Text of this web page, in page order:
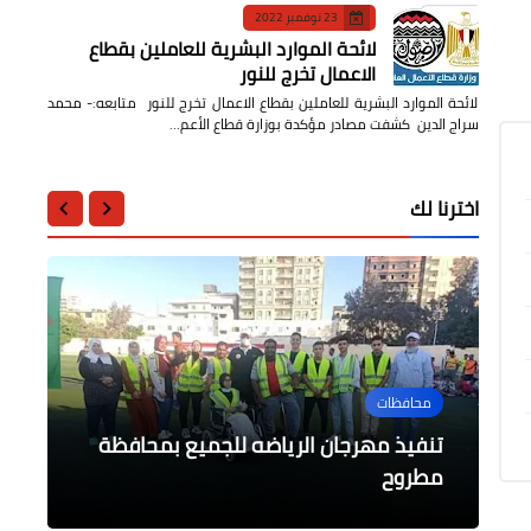
23 نوفمبر 2022
لائحة الموارد البشرية للعاملين بقطاع
الاعمال تخرج للنور
لائحة الموارد البشرية للعاملين بقطاع الاعمال تخرج للنور متابعه:- محمد
سراج الدين كشفت مصادر مؤكدة بوزارة قطاع الأعم…
اخترنا لك
محافظات
تنفيذ مهرجان الرياضه للجميع بمحافظة
مطروح
أدب وشعر
بين طيات حلم
فن
هجوم على الفنانة منة فضالي لصورتها
عبر.فيسبوك
أخبار مصر
بيان صادر عن وزارة الكهرباء والطاقة
المتجددة:
محافظات
محافظ قنا يتفقد مشروع ترفيق المناطق
الصناعية بهو بنجع حمادي